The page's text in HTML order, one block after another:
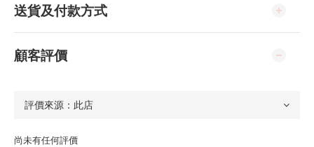
送貨及付款方式
顧客評價
尚未有任何評價